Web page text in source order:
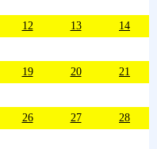
12 13 14
19 20 21
26 27 28